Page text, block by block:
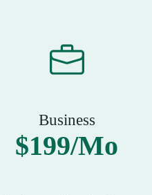
Business
$199/Mo